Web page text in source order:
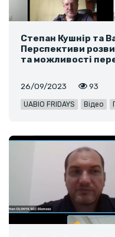
Степан Кушнір та
Перспективи
та можливості
26/09/2023 93
UABIO FRIDAYS Відео